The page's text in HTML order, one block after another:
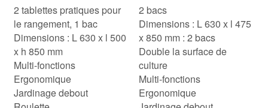
2 tablettes pratiques pour
le rangement, 1 bac
Dimensions : L 630 x l 500
x h 850 mm
Multi-fonctions
Ergonomique
Jardinage debout
2 bacs
Dimensions : L 630 x l 475
x 850 mm : 2 bacs
Double la surface de
culture
Multi-fonctions
Ergonomique